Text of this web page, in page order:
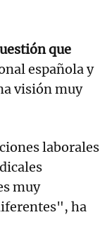
que
española y
visión muy
laborales
muy
ha